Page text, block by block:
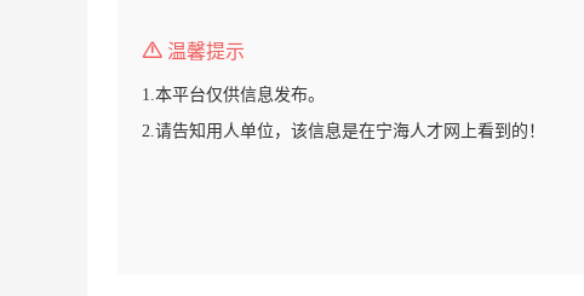
温馨提示
1.本平台仅供信息发布。
2.请告知用人单位，该信息是在宁海人才网上看到的！